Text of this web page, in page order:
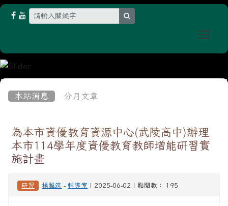
本站消息 分月文章
為本市資優教育資源中心(武陵高中)辦理
本市114學年度資優教育教師增能研習實
施計畫
研習 楊雅筑 -輔導室 | 2025-06-02 | 點閱數： 195